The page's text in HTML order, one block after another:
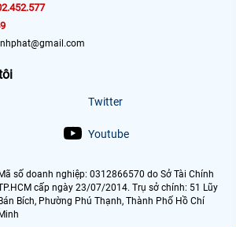
Twitter
Youtube
số doanh nghiệp: 0312866570 do Sở Tài Chính
cấp ngày 23/07/2014. Trụ sở chính: 51 Lũy
Bích, Phường Phú Thạnh, Thành Phố Hồ Chí